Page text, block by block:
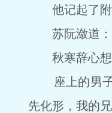
他记起了附庸
苏阮潋道：“
秋寒辞心想
座上的男子
先化形，我的